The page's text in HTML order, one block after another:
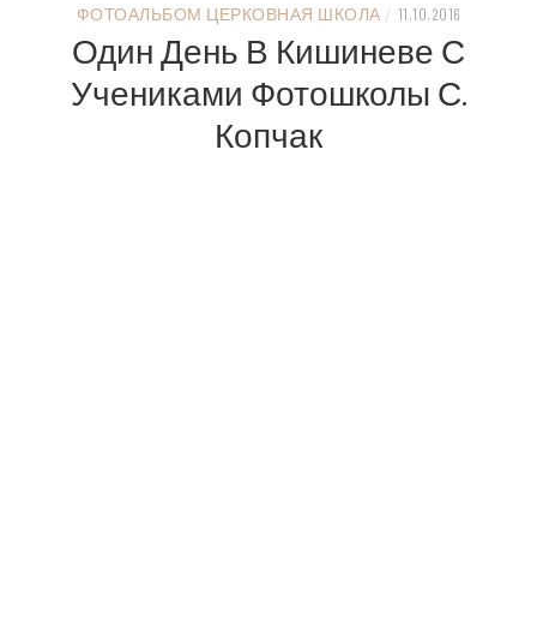
ФОТОАЛЬБОМ ЦЕРКОВНАЯ ШКОЛА / 11.10.2016
Один День В Кишиневе С
Учениками Фотошколы С.
Копчак